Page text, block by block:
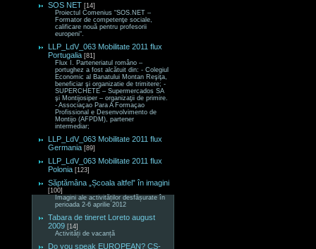
SOS NET [14]
Proiectul Comenius “SOS.NET –
Formator de competenţe sociale,
calificare nouă pentru profesorii
europeni“.
LLP_LdV_063 Mobilitate 2011 flux
Portugalia [81]
Flux I. Parteneriatul româno –
portughez a fost alcătuit din: - Colegiul
Economic al Banatului Montan Reşiţa,
beneficiar şi organizatie de trimitere; -
SUPERCHETE – Supermercados SA
şi Montijosiper – organizaţii de primire.
- Associaçao Para A Formaçao
Profissional e Desenvolvimento de
Montijo (AFPDM), partener
intermediar;
LLP_LdV_063 Mobilitate 2011 flux
Germania [89]
LLP_LdV_063 Mobilitate 2011 flux
Polonia [123]
Săptămâna „Școala altfel” în imagini
[100]
Imagini ale activităților desfășurate în
perioada 2-6 aprilie 2012
Tabara de tineret Loreto august
2009 [14]
Activități de vacanță
Do you speak EUROPEAN? CS-